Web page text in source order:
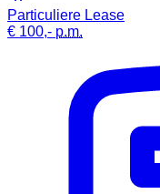
Particuliere Lease
€ 100,- p.m.